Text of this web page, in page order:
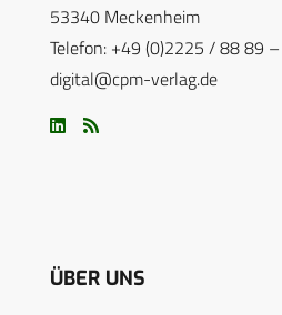
53340 Meckenheim
Telefon: +49 (0)2225 / 88 89
digital@cpm-verlag.de
ÜBER UNS